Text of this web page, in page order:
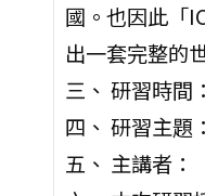
國。也因此「
出一套完整的
三、 研習時間
四、 研習主題
五、 主講者：